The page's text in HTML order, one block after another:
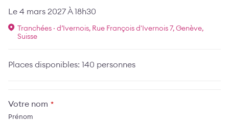
Le 4 mars 2027 À 18h30
Tranchées · d’Ivernois, Rue François d'Ivernois 7, Genève,
Suisse
Places disponibles: 140 personnes
Votre nom *
Prénom